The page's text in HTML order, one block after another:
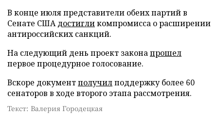
В конце июля представители обеих партий в
Сенате СШАдостигликомпромисса о расширении
антироссийских санкций.
На следующий день проект законапрошел
первое процедурное голосование.
Вскоре документполучилподдержку более 60
сенаторов в ходе второго этапа рассмотрения.
Текст: Валерия Городецкая